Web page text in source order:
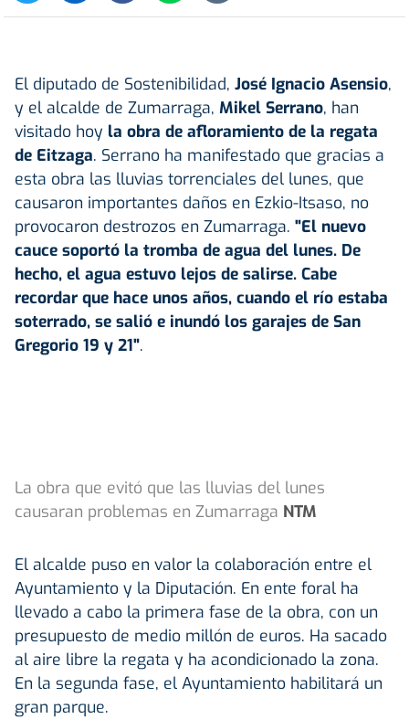
El diputado de Sostenibilidad, José Ignacio Asensio,
y el alcalde de Zumarraga, Mikel Serrano, han
visitado hoy la obra de afloramiento de la regata
de Eitzaga. Serrano ha manifestado que gracias a
esta obra las lluvias torrenciales del lunes, que
causaron importantes daños en Ezkio-Itsaso, no
provocaron destrozos en Zumarraga. "El nuevo
cauce soportó la tromba de agua del lunes. De
hecho, el agua estuvo lejos de salirse. Cabe
recordar que hace unos años, cuando el río estaba
soterrado, se salió e inundó los garajes de San
Gregorio 19 y 21".
La obra que evitó que las lluvias del lunes
causaran problemas en Zumarraga NTM
El alcalde puso en valor la colaboración entre el
Ayuntamiento y la Diputación. En ente foral ha
llevado a cabo la primera fase de la obra, con un
presupuesto de medio millón de euros. Ha sacado
al aire libre la regata y ha acondicionado la zona.
En la segunda fase, el Ayuntamiento habilitará un
gran parque.